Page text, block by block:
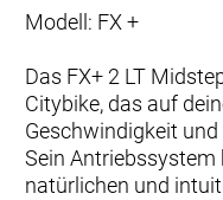
Modell: FX +
Das FX+ 2 LT
Citybike, das auf
Geschwindigkeit
Sein
natürlichen und